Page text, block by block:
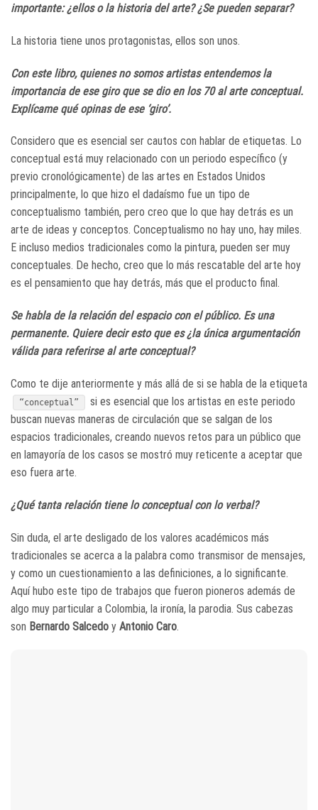
importante: ¿ellos o la historia del arte? ¿Se pueden separar?
La historia tiene unos protagonistas, ellos son unos.
Con este libro, quienes no somos artistas entendemos la
importancia de ese giro que se dio en los 70 al arte conceptual.
Explícame qué opinas de ese ‘giro’.
Considero que es esencial ser cautos con hablar de etiquetas. Lo
conceptual está muy relacionado con un periodo específico (y
previo cronológicamente) de las artes en Estados Unidos
principalmente, lo que hizo el dadaísmo fue un tipo de
conceptualismo también, pero creo que lo que hay detrás es un
arte de ideas y conceptos. Conceptualismo no hay uno, hay miles.
E incluso medios tradicionales como la pintura, pueden ser muy
conceptuales. De hecho, creo que lo más rescatable del arte hoy
es el pensamiento que hay detrás, más que el producto final.
Se habla de la relación del espacio con el público. Es una
permanente. Quiere decir esto que es ¿la única argumentación
válida para referirse al arte conceptual?
Como te dije anteriormente y más allá de si se habla de la etiqueta
“conceptual”
si es esencial que los artistas en este periodo
buscan nuevas maneras de circulación que se salgan de los
espacios tradicionales, creando nuevos retos para un público que
en lamayoría de los casos se mostró muy reticente a aceptar que
eso fuera arte.
¿Qué tanta relación tiene lo conceptual con lo verbal?
Sin duda, el arte desligado de los valores académicos más
tradicionales se acerca a la palabra como transmisor de mensajes,
y como un cuestionamiento a las definiciones, a lo significante.
Aquí hubo este tipo de trabajos que fueron pioneros además de
algo muy particular a Colombia, la ironía, la parodia. Sus cabezas
son Bernardo Salcedo y Antonio Caro.